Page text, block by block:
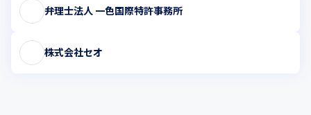
弁理士法人 一色国際特許事務所
株式会社セオ